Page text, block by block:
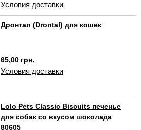
Условия доставки
Дронтал (Drontal) для кошек
65,00 грн.
Условия доставки
Lolo Pets Classic Biscuits печенье
для собак со вкусом шоколада
80605